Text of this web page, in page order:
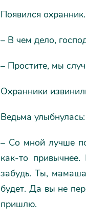
Появился
– В чем дело,
– Простите, мы
Охранники
Ведьма улыбнулась:
– Со мной лучше
как-то
забудь. Ты,
будет. Да вы не
пришлю.